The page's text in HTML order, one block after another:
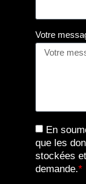
Votre
En
que les
stockées
demande.*